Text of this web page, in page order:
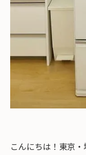
こんにちは！東京